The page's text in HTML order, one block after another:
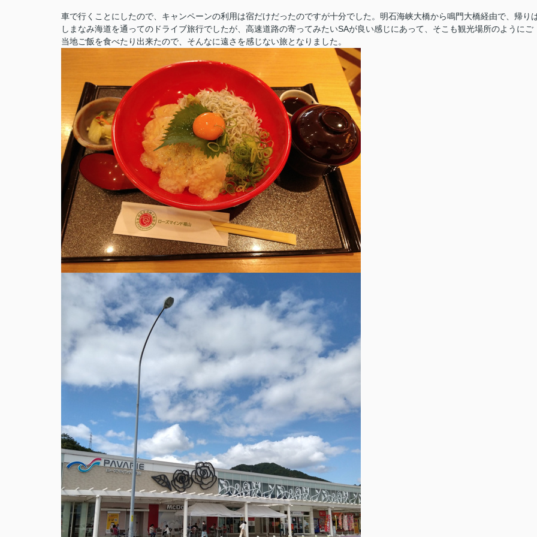
車で行くことにしたので、キャンペーンの利用は宿だけだったのですが十分でした。明石海峡大橋から鳴門大橋経由で、帰り
しまなみ海道を通ってのドライブ旅行でしたが、高速道路の寄ってみたいSAが良い感じにあって、そこも観光場所のようにご
当地ご飯を食べたり出来たので、そんなに遠さを感じない旅となりました。